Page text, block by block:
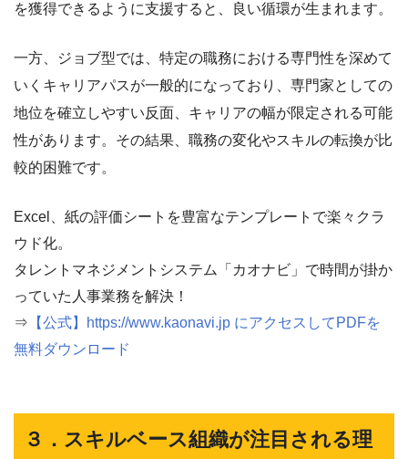
を獲得できるように支援すると、良い循環が生まれます。
一方、ジョブ型では、特定の職務における専門性を深めて
いくキャリアパスが一般的になっており、専門家としての
地位を確立しやすい反面、キャリアの幅が限定される可能
性があります。その結果、職務の変化やスキルの転換が比
較的困難です。
Excel、紙の評価シートを豊富なテンプレートで楽々クラ
ウド化。
タレントマネジメントシステム「カオナビ」で時間が掛か
っていた人事業務を解決！
⇒ 【公式】https://www.kaonavi.jp にアクセスしてPDFを
無料ダウンロード
３．スキルベース組織が注目される理